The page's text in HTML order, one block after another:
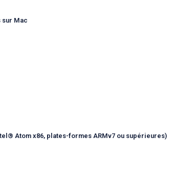
sur Mac
Atom x86, plates-formes ARMv7 ou supérieures)